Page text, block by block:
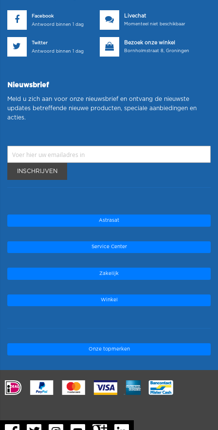
Facebook
Antwoord binnen 1 dag
Livechat
Momenteel niet beschikbaar
Twitter
Antwoord binnen 1 dag
Bezoek onze winkel
Bornholmstraat 8, Groningen
Nieuwsbrief
Meld u zich aan voor onze nieuwsbrief en ontvang de nieuwste
updates betreffende nieuwe producten, speciale aanbiedingen en
acties.
INSCHRIJVEN
Astrasat
Service Center
Zakelijk
Winkel
Onze topmerken
.